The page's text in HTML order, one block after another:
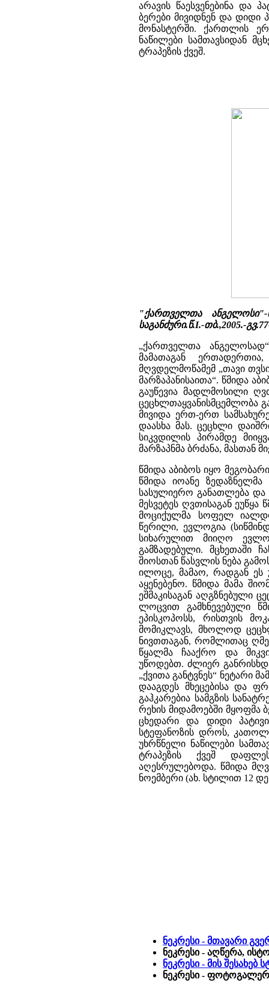
არავის წაესვენებინა და
ბერები მივიდნენ და დიდი
მონასტერში. ქართლის
ნაწილები სამთავსიდან
ტრაპეზის ქვეშ.
"ქართველთა ანგელოსი"-
საგანძური.წ.I.-თბ.,2005.-
„ქართველთა
მამათაგან
მღვდელმოწამემ „თავი
მარზაპანისაითა“. წმიდა
გაუწევია მადლმოსილი
ცეცხლთაყვანისმცემლობა
მივიდა ერთ-ერთ
დაასხა მას. ცეცხლი
სიკვდილის პირამდე
მარზაპნმა ბრძანა, მასთან
წმიდა აბიბოს იყო
წმიდა იოანე
სასულიერო განათლება და
მესვეტეს ღვთისაგან ეუწყა
მოციქულმა სოფელ
წერილი, ევლოგია
სიხარულით მიიღო
გამზადებული. მცხეთაში
შიოსთან წასვლის ნება
ილოცე, მამაო, რადგან ეს
აყენებენო. წმიდა მამა
ეშმაკისაგან აღგზნებული
ლოცვით გამხნევებული
ეპისკოპოსს, რისთვის
მომიკლავს, მხოლოდ
ნივთთაგან, რომლითაც
წყალმა ჩააქრო და
უწოდებთ. ძლიერ განრისხდა
„ქვითა განტვნეს“ ნეტარი
დააგდეს მხეცებისა და
გაჰკარებია სამგზის
რეხის მიდამოებში მყოფმა
ცხედარი და დიდი
სტეფანოზის დროს,
უხრწნელი ნაწილები
ტრაპეზის ქვეშ
აღესრულებოდა. წმიდა
ნოემბერი (ახ. სტილით 12
ნეკრესი - მთავარი
ნეკრესი - აღწერა,
ნეკრესი - მის შესახებ
ნეკრესი -